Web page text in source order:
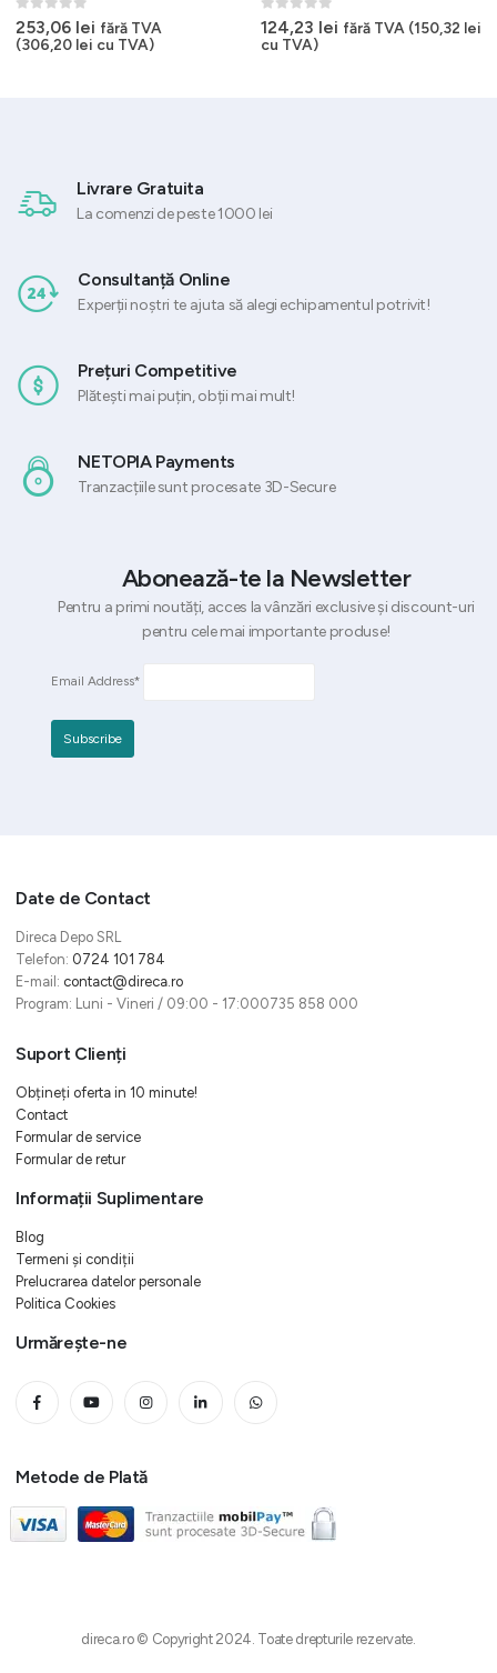
0out of 5
253,06 lei fără TVA
(306,20 lei cu TVA)
0out of 5
124,23 lei fără TVA (150,32 lei
cu TVA)
Livrare Gratuita
La comenzi de peste 1000 lei
Consultanță Online
Experții noștri te ajuta să alegi echipamentul potrivit!
Prețuri Competitive
Plătești mai puțin, obții mai mult!
NETOPIA Payments
Tranzacțiile sunt procesate 3D-Secure
Abonează-te la Newsletter
Pentru a primi noutăți, acces la vânzări exclusive și discount-uri
pentru cele mai importante produse!
Email Address*
Date de Contact
Direca Depo SRL
Telefon: 0724 101 784
E-mail: contact@direca.ro
Program: Luni - Vineri / 09:00 - 17:000735 858 000
Suport Clienți
Obțineți oferta in 10 minute!
Contact
Formular de service
Formular de retur
Informații Suplimentare
Blog
Termeni și condiții
Prelucrarea datelor personale
Politica Cookies
Urmărește-ne
Metode de Plată
direca.ro © Copyright 2024. Toate drepturile rezervate.